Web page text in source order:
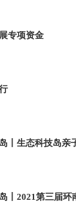
专项资金
丨生态科技岛亲
丨2021第三届环